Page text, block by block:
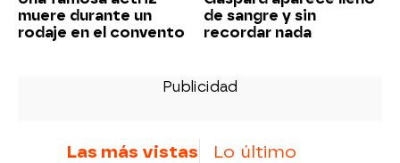
muere durante un
rodaje en el convento
de sangre y sin
recordar nada
Las más vistas Lo último